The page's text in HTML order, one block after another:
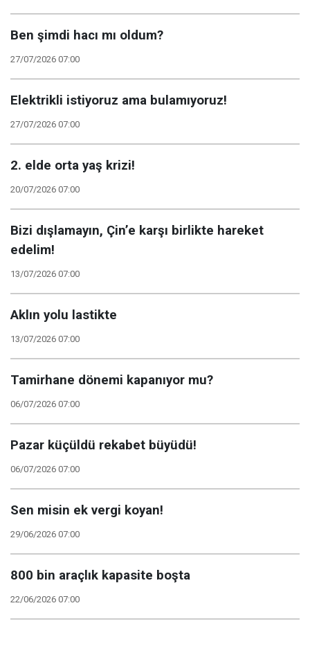
Ben şimdi hacı mı oldum?
27/07/2026 07:00
Elektrikli istiyoruz ama bulamıyoruz!
27/07/2026 07:00
2. elde orta yaş krizi!
20/07/2026 07:00
Bizi dışlamayın, Çin’e karşı birlikte hareket
edelim!
13/07/2026 07:00
Aklın yolu lastikte
13/07/2026 07:00
Tamirhane dönemi kapanıyor mu?
06/07/2026 07:00
Pazar küçüldü rekabet büyüdü!
06/07/2026 07:00
Sen misin ek vergi koyan!
29/06/2026 07:00
800 bin araçlık kapasite boşta
22/06/2026 07:00